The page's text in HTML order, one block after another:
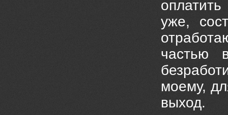
уже,
частью
моему,
выход.